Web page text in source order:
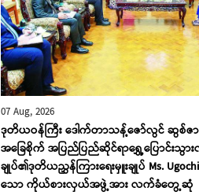
07 Aug, 2026
ဒုတိယဝန်ကြီး ဒေါက်တာသန့်ဇော်လွင် ဆွစ်ဇာ
အခြေစိုက် အပြည်ပြည်ဆိုင်ရာရွှေ့ပြောင်းသွာ
ချုပ်၏ဒုတိယညွှန်ကြားရေးမှူးချုပ် Ms. Ugochi
သော ကိုယ်စားလှယ်အဖွဲ့အား လက်ခံတွေ့ဆုံ